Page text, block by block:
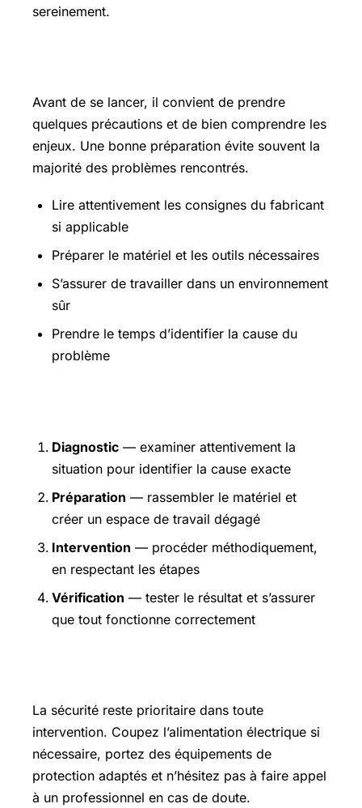
sereinement.
Avant de se lancer, il convient de prendre
quelques précautions et de bien comprendre les
enjeux. Une bonne préparation évite souvent la
majorité des problèmes rencontrés.
Lire attentivement les consignes du fabricant
si applicable
Préparer le matériel et les outils nécessaires
S’assurer de travailler dans un environnement
sûr
Prendre le temps d’identifier la cause du
problème
Diagnostic — examiner attentivement la
situation pour identifier la cause exacte
Préparation — rassembler le matériel et
créer un espace de travail dégagé
Intervention — procéder méthodiquement,
en respectant les étapes
Vérification — tester le résultat et s’assurer
que tout fonctionne correctement
La sécurité reste prioritaire dans toute
intervention. Coupez l’alimentation électrique si
nécessaire, portez des équipements de
protection adaptés et n’hésitez pas à faire appel
à un professionnel en cas de doute.